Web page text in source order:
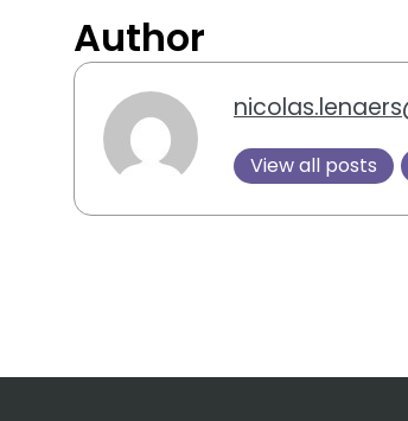
Author
View all posts